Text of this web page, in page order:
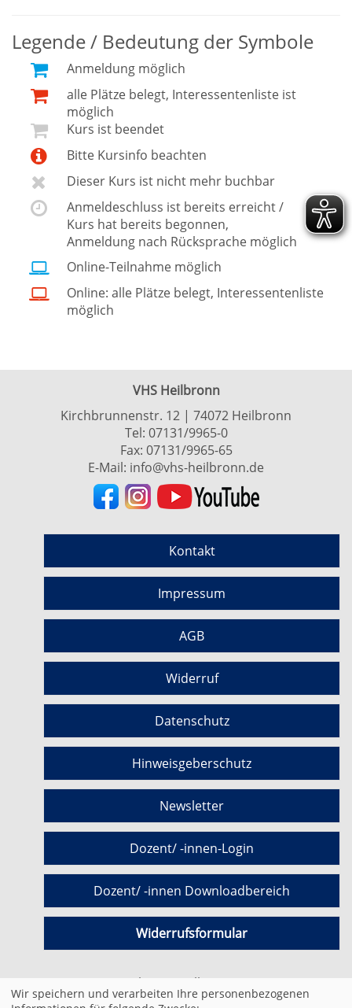
Legende / Bedeutung der Symbole
Anmeldung möglich
alle Plätze belegt, Interessentenliste ist
möglich
Kurs ist beendet
Bitte Kursinfo beachten
Dieser Kurs ist nicht mehr buchbar
Anmeldeschluss ist bereits erreicht /
Kurs hat bereits begonnen,
Anmeldung nach Rücksprache möglich
Online-Teilnahme möglich
Online: alle Plätze belegt, Interessentenliste
möglich
VHS Heilbronn
Kirchbrunnenstr. 12 | 74072 Heilbronn
Tel: 07131/9965-0
Fax: 07131/9965-65
E-Mail: info@vhs-heilbronn.de
Kontakt
Impressum
AGB
Widerruf
Datenschutz
Hinweisgeberschutz
Newsletter
Dozent/ -innen-Login
Dozent/ -innen Downloadbereich
Widerrufsformular
Cookie Einstellungen
Wir speichern und verarbeiten Ihre personenbezogenen